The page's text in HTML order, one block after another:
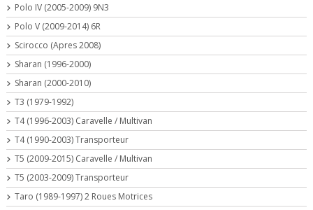
Polo IV (2005-2009) 9N3
Polo V (2009-2014) 6R
Scirocco (Apres 2008)
Sharan (1996-2000)
Sharan (2000-2010)
T3 (1979-1992)
T4 (1996-2003) Caravelle / Multivan
T4 (1990-2003) Transporteur
T5 (2009-2015) Caravelle / Multivan
T5 (2003-2009) Transporteur
Taro (1989-1997) 2 Roues Motrices